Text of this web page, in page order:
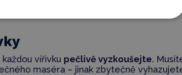
vířivku pečlivě vyzkoušejte.
maséra – jinak zbytečně